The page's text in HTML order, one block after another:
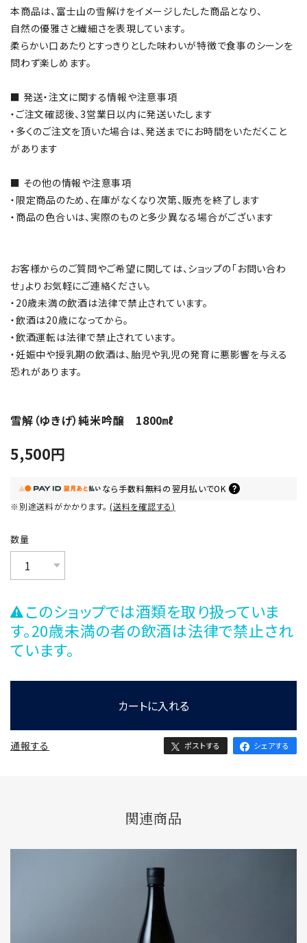
本商品は、富士山の雪解けをイメージしたした商品となり、
自然の優雅さと繊細さを表現しています。
柔らかい口あたりとすっきりとした味わいが特徴で食事のシーンを
問わず楽しめます。
■ 発送・注文に関する情報や注意事項
・ご注文確認後、3営業日以内に発送いたします
・多くのご注文を頂いた場合は、発送までにお時間をいただくこと
があります
■ その他の情報や注意事項
・限定商品のため、在庫がなくなり次第、販売を終了します
・商品の色合いは、実際のものと多少異なる場合がございます
お客様からのご質問やご希望に関しては、ショップの「お問い合わ
せ」よりお気軽にご連絡ください。
・20歳未満の飲酒は法律で禁止されています。
・飲酒は20歳になってから。
・飲酒運転は法律で禁止されています。
・妊娠中や授乳期の飲酒は、胎児や乳児の発育に悪影響を与える
恐れがあります。
雪解（ゆきげ）純米吟醸 1800㎖
5,500円
なら手数料無料の翌月払いでOK
※別途送料がかかります。
送料を確認する
数量
このショップでは酒類を取り扱っていま
す。20歳未満の者の飲酒は法律で禁止され
ています。
カートに入れる
通報する ポストする シェアする
関連商品